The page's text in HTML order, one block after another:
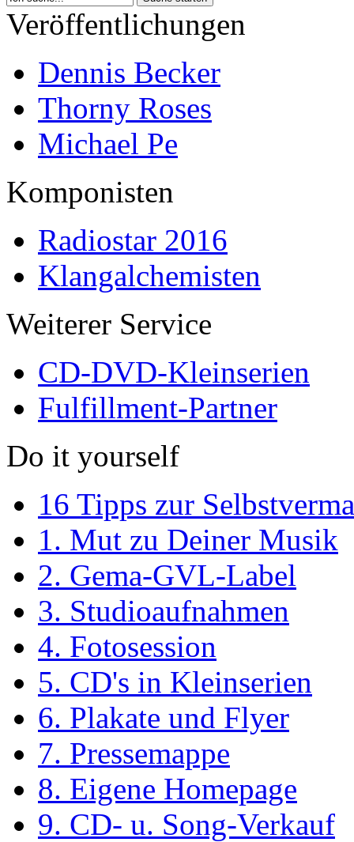
Veröffentlichungen
Dennis Becker
Thorny Roses
Michael Pe
Komponisten
Radiostar 2016
Klangalchemisten
Weiterer Service
CD-DVD-Kleinserien
Fulfillment-Partner
Do it yourself
16 Tipps zur
1. Mut zu Deiner Musik
2. Gema-GVL-Label
3. Studioaufnahmen
4. Fotosession
5. CD's in Kleinserien
6. Plakate und Flyer
7. Pressemappe
8. Eigene Homepage
9. CD- u. Song-Verkauf